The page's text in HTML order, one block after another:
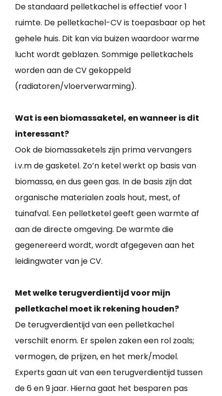
De standaard pelletkachel is effectief voor 1
ruimte. De pelletkachel-CV is toepasbaar op het
gehele huis. Dit kan via buizen waardoor warme
lucht wordt geblazen. Sommige pelletkachels
worden aan de CV gekoppeld
(radiatoren/vloerverwarming).
Wat is een biomassaketel, en wanneer is dit
interessant?
Ook de biomassaketels zijn prima vervangers
i.v.m de gasketel. Zo’n ketel werkt op basis van
biomassa, en dus geen gas. In de basis zijn dat
organische materialen zoals hout, mest, of
tuinafval. Een pelletketel geeft geen warmte af
aan de directe omgeving. De warmte die
gegenereerd wordt, wordt afgegeven aan het
leidingwater van je CV.
Met welke terugverdientijd voor mijn
pelletkachel moet ik rekening houden?
De terugverdientijd van een pelletkachel
verschilt enorm. Er spelen zaken een rol zoals;
vermogen, de prijzen, en het merk/model.
Experts gaan uit van een terugverdientijd tussen
de 6 en 9 jaar. Hierna gaat het besparen pas